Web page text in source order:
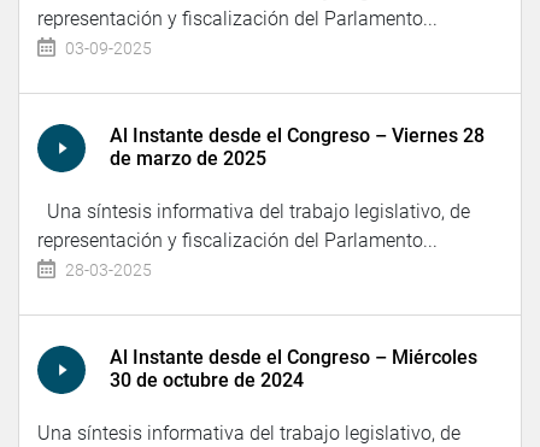
representación y fiscalización del Parlamento...
03-09-2025
Al Instante desde el Congreso – Viernes 28
de marzo de 2025
Una síntesis informativa del trabajo legislativo, de
representación y fiscalización del Parlamento...
28-03-2025
Al Instante desde el Congreso – Miércoles
30 de octubre de 2024
Una síntesis informativa del trabajo legislativo, de